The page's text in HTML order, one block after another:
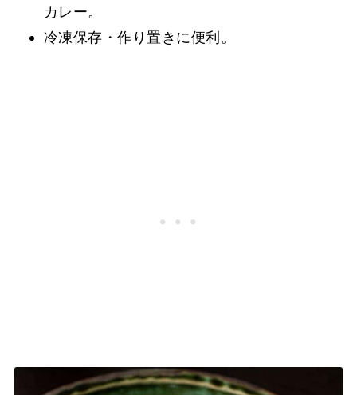
カレー。
冷凍保存・作り置きに便利。